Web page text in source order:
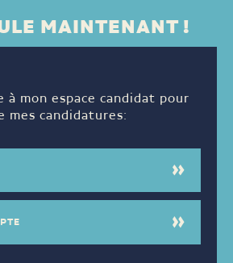
MAINTENANT !
à mon espace candidat pour
mes candidatures: